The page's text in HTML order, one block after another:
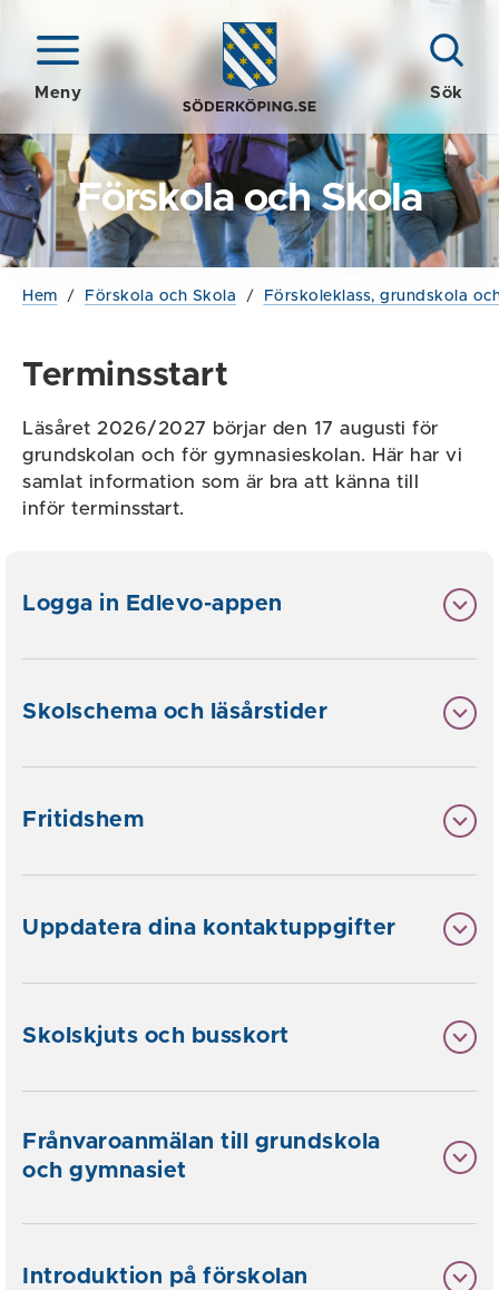
Meny Sök
Förskola och Skola
Hem / Förskola och Skola / Förskoleklass, grundskola
Terminsstart
Läsåret 2026/2027 börjar den 17 augusti för
grundskolan och för gymnasieskolan. Här har vi
samlat information som är bra att känna till
inför terminsstart.
Logga in Edlevo-appen
Skolschema och läsårstider
Fritidshem
Uppdatera dina kontaktuppgifter
Skolskjuts och busskort
Frånvaroanmälan till grundskola
och gymnasiet
Introduktion på förskolan